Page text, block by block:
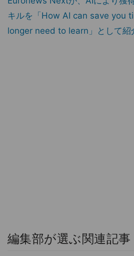
キルを「How AI can save you
longer need to learn」として紹
編集部が選ぶ関連記事